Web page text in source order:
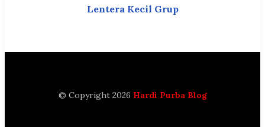
Lentera Kecil Grup
© Copyright 2026 Hardi Purba Blog